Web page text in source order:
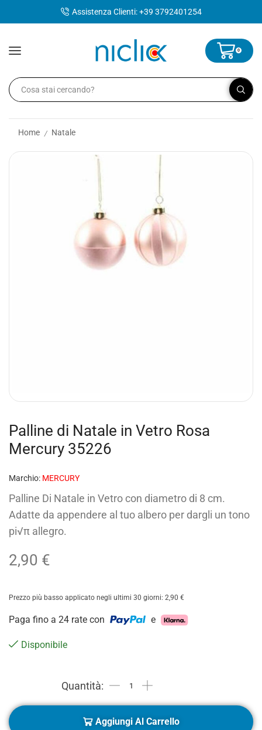
Assistenza Clienti: +39 3792401254
0
Home / Natale
Palline di Natale in Vetro Rosa
Mercury 35226
Marchio: MERCURY
Palline Di Natale in Vetro con diametro di 8 cm.
Adatte da appendere al tuo albero per dargli un tono
pi√π allegro.
2,90 €
Prezzo più basso applicato negli ultimi 30 giorni: 2,90 €
Paga fino a 24 rate con e
Disponibile
Aggiungi Al Carrello